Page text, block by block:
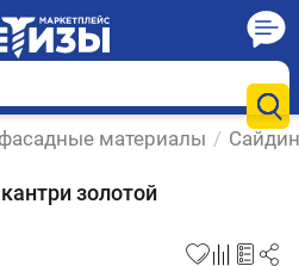
материалы /
золотой